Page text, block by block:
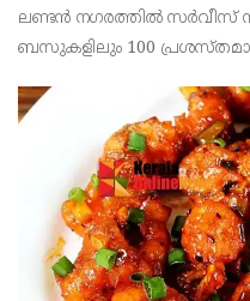
ലണ്ടന്‍ നഗരത്തില്‍ സര്‍വീസ്
ബസുകളിലും 100
പതിപ്പിച്ചിരിക്കുന്നത്.